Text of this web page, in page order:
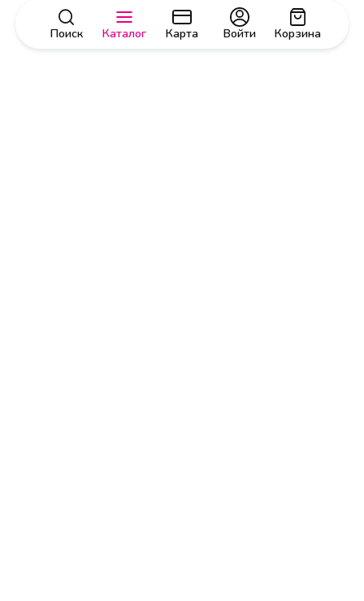
Поиск Каталог Карта Корзина
Войти